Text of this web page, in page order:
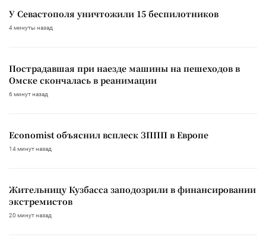
У Севастополя уничтожили 15 беспилотников
4 минуты назад
Пострадавшая при наезде машины на пешеходов в
Омске скончалась в реанимации
6 минут назад
Economist объяснил всплеск ЗППП в Европе
14 минут назад
Жительницу Кузбасса заподозрили в финансировании
экстремистов
20 минут назад